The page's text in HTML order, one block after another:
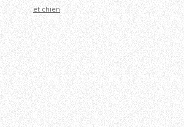
et chien